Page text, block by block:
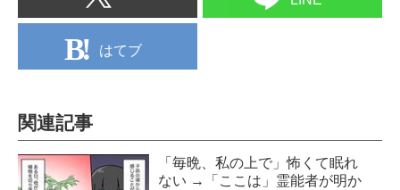
はてブ
関連記事
「毎晩、私の上で」怖くて眠れ
ない →「ここは」霊能者が明か